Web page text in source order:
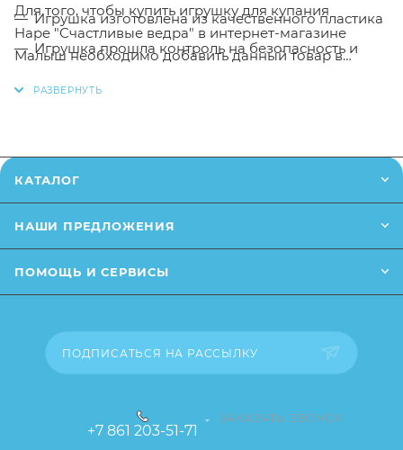
Игрушка изготовлена из качественного пластика
Игрушка прошла контроль на безопасность и
Для того, чтобы купить игрушку для купания
Hape "Счастливые ведра" в интернет-магазине
Малыш необходимо добавить данный товар в
от описания и изображения, размещенного на
изменения в дизайне или упаковке и т.д., не
товара), при этом основные потребительские
КАТАЛОГ
НАШИ ПРЕДЛОЖЕНИЯ
ПОМОЩЬ И СЕРВИСЫ
ПОДПИСАТЬСЯ НА РАССЫЛКУ
+7 861 203-51-71
ЗАКАЗАТЬ ЗВОНОК